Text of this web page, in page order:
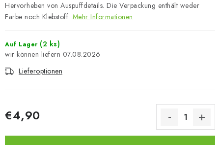
Über uns Meine Bestellung
Kontakte
Datenschutzbestimmungen
Beschwerdeverfahren
Großhandel
Hervorheben von Auspuffdetails. Die Verpackung enthält weder
Farbe noch Klebstoff. Mehr Informationen
Auf Lager (2 ks)
07.08.2026
Lieferoptionen
€4,90